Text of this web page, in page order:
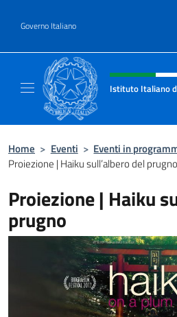
Governo Italiano
Intestazione sito,
Istituto Italiano
Home > Eventi > Eventi in
Proiezione | Haiku sull’albero del prugno
Proiezione | Haiku
prugno